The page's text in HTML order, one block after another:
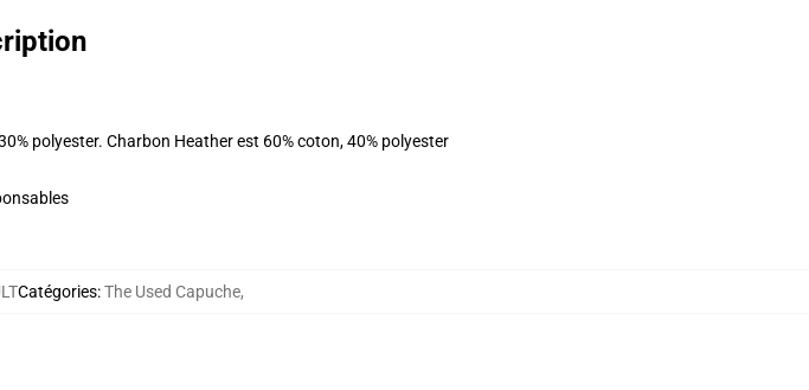
polyester. Charbon Heather est 60% coton, 40% polyester
Catégories:The Used Capuche,